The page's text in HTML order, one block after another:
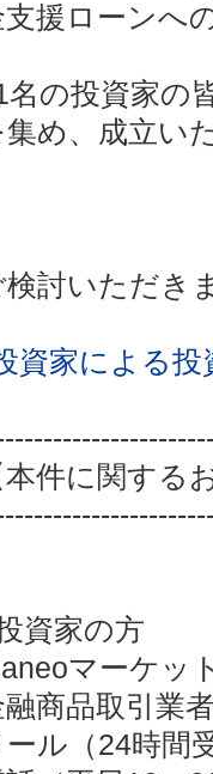
支援ローンへ
名の投資家の
集め、成立い
検討いただき
資家による
本件に関する
資家の方
マーケッ
商品取引業
ール（24時間